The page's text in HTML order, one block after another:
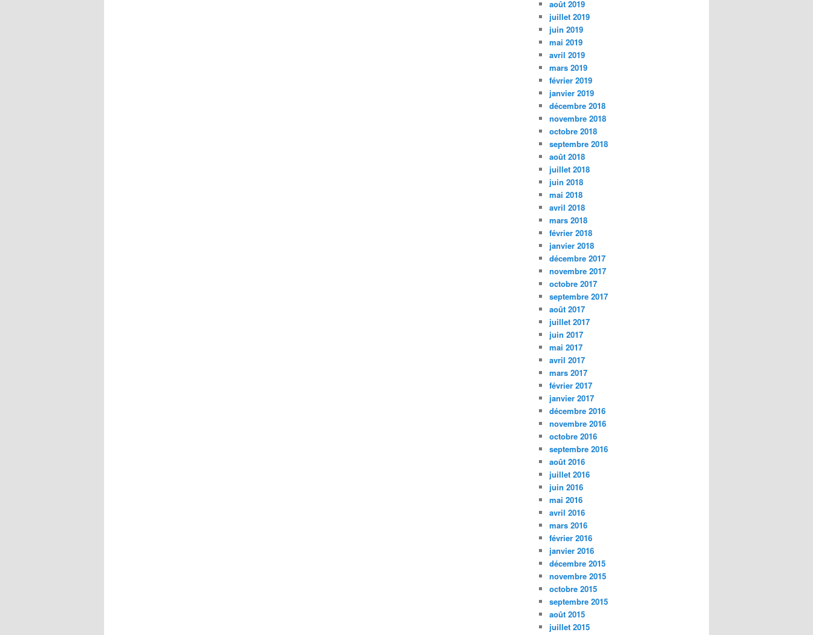
août 2019
juillet 2019
juin 2019
mai 2019
avril 2019
mars 2019
février 2019
janvier 2019
décembre 2018
novembre 2018
octobre 2018
septembre 2018
août 2018
juillet 2018
juin 2018
mai 2018
avril 2018
mars 2018
février 2018
janvier 2018
décembre 2017
novembre 2017
octobre 2017
septembre 2017
août 2017
juillet 2017
juin 2017
mai 2017
avril 2017
mars 2017
février 2017
janvier 2017
décembre 2016
novembre 2016
octobre 2016
septembre 2016
août 2016
juillet 2016
juin 2016
mai 2016
avril 2016
mars 2016
février 2016
janvier 2016
décembre 2015
novembre 2015
octobre 2015
septembre 2015
août 2015
juillet 2015